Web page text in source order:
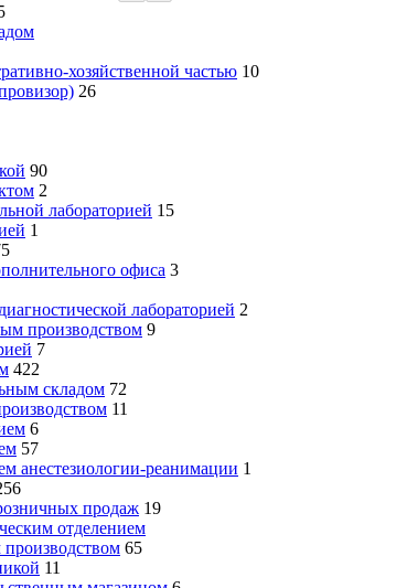
хозяйственной частью 10
26
90
2
лабораторией 15
1
офиса 3
лабораторией 2
производством 9
7
422
складом 72
11
6
57
анестезиологии-реанимации 1
продаж 19
отделением
65
11